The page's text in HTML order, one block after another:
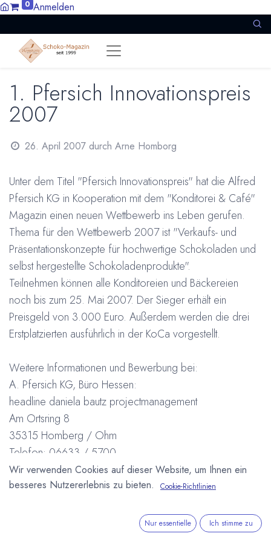
0 Anmelden
1. Pfersich Innovationspreis
2007
26. April 2007 durch Arne Homborg
Unter dem Titel "Pfersich Innovationspreis" hat die Alfred
Pfersich KG in Kooperation mit dem "Konditorei & Café"
Magazin einen neuen Wettbewerb ins Leben gerufen.
Thema für den Wettbewerb 2007 ist "Verkaufs- und
Präsentationskonzepte für hochwertige Schokoladen und
selbst hergestellte Schokoladenprodukte".
Teilnehmen können alle Konditoreien und Bäckereien
noch bis zum 25. Mai 2007. Der Sieger erhält ein
Preisgeld von 3.000 Euro. Außerdem werden die drei
Erstplatzierten ausführlich in der KoCa vorgestellt.
Weitere Informationen und Bewerbung bei:
A. Pfersich KG, Büro Hessen:
headline daniela bautz projectmanagement
Am Ortsring 8
35315 Homberg / Ohm
Telefon: 06633 / 5700
# Deutschland Handwerk
Konditorei & Café (KoCa)
Pfersich / Confis-Express GmbH
Wettbewerb
Wir verwenden Cookies auf dieser Website, um Ihnen ein
besseres Nutzererlebnis zu bieten.
Cookie-Richtlinien
Nur essentielle Ich stimme zu